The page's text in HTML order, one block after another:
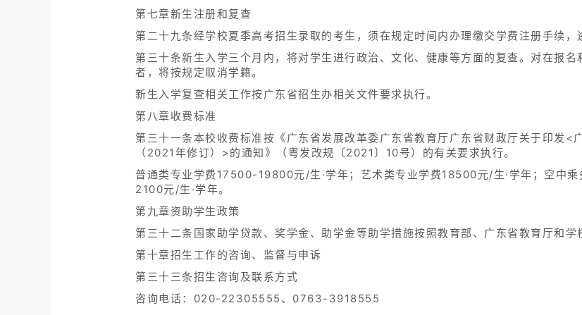
第七章新生注册和复查
第二十九条经学校夏季高考招生录取的考生，须在规定时间内办理缴交学费注册手续，
第三十条新生入学三个月内，将对学生进行政治、文化、健康等方面的复查。对在报
者，将按规定取消学籍。
新生入学复查相关工作按广东省招生办相关文件要求执行。
第八章收费标准
第三十一条本校收费标准按《广东省发展改革委广东省教育厅广东省财政厅关于印发<
（2021年修订）>的通知》（粤发改规〔2021〕10号）的有关要求执行。
普通类专业学费17500-19800元/生·学年；艺术类专业学费18500元/生·学年；空中
2100元/生·学年。
第九章资助学生政策
第三十二条国家助学贷款、奖学金、助学金等助学措施按照教育部、广东省教育厅和学
第十章招生工作的咨询、监督与申诉
第三十三条招生咨询及联系方式
咨询电话：020-22305555、0763-3918555